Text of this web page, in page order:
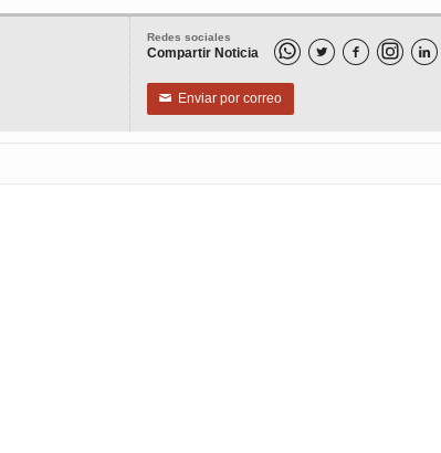
Redes sociales
Compartir Noticia   
✉ Enviar por correo